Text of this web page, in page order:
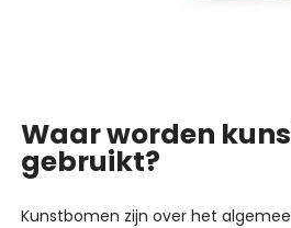
Waar worden
gebruikt?
Kunstbomen zijn over het